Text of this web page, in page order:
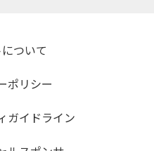
ついて
ポリシー
ガイドライン